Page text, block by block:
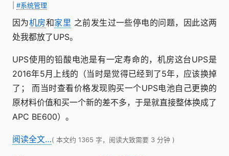
#系统管理
因为机房和家里 之前发生过一些停电的问题，因此这两
处我都放了UPS。
UPS使用的铅酸电池是有一定寿命的，机房这台UPS是
2016年5月上线的（当时是觉得已经到了5年，应该换掉
了； 而当时查看价格发现购买一个UPS电池自己更换的
原材料价值和买一个新的差不多，于是就直接整体换成了
APC BE600）。
阅读全文…( 本文约 1365 字，阅读大致需要 3 分钟 )